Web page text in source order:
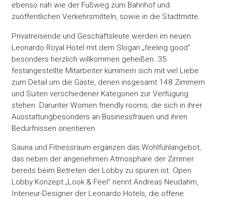
ebenso nah wie der Fußweg zum Bahnhof und
zuöffentlichen Verkehrsmitteln, sowie in die Stadtmitte.
Privatreisende und Geschäftsleute werden im neuen
Leonardo Royal Hotel mit dem Slogan „feeling good“
besonders herzlich willkommen geheißen. 35
festangestellte Mitarbeiter kümmern sich mit viel Liebe
zum Detail um die Gäste, denen insgesamt 148 Zimmern
und Suiten verschiedener Kategorien zur Verfügung
stehen. Darunter Women friendly rooms, die sich in ihrer
Ausstattungbesonders an Businessfrauen und ihren
Bedürfnissen orientieren.
Sauna und Fitnessraum ergänzen das Wohlfühlangebot,
das neben der angenehmen Atmosphäre der Zimmer
bereits beim Betreten der Lobby zu spüren ist. Open
Lobby Konzept „Look & Feel“ nennt Andreas Neudahm,
Interieur-Designer der Leonardo Hotels, die offene